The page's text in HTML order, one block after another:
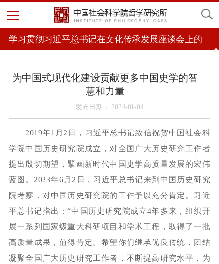
学习贯彻习近平总书记在文化传承发展座谈会上的
为中国式现代化建设贡献更多中国史学的智
慧和力量
发布日期： 2024-01-04
2019年1月2日，习近平总书记致信祝贺中国社会科
学院中国历史研究院成立，对全国广大历史研究工作者
提出殷切期望，擘画新时代中国史学高质量发展的宏伟
蓝图。2023年6月2日，习近平总书记来到中国历史研究
院考察，对中国历史研究院的工作予以充分肯定。习近
平总书记指出：“中国历史研究院成立4年多来，组织开
展一系列国家级重大科研项目和学术工程，取得了一批
高质量成果，值得肯定。希望你们继承优良传统，团结
凝聚全国广大历史研究工作者，不断提高研究水平，为